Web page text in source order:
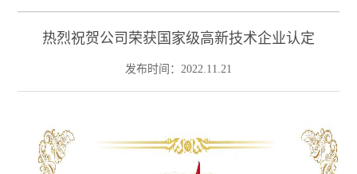
热烈祝贺公司荣获国家级高新技术企业认定
发布时间：2022.11.21